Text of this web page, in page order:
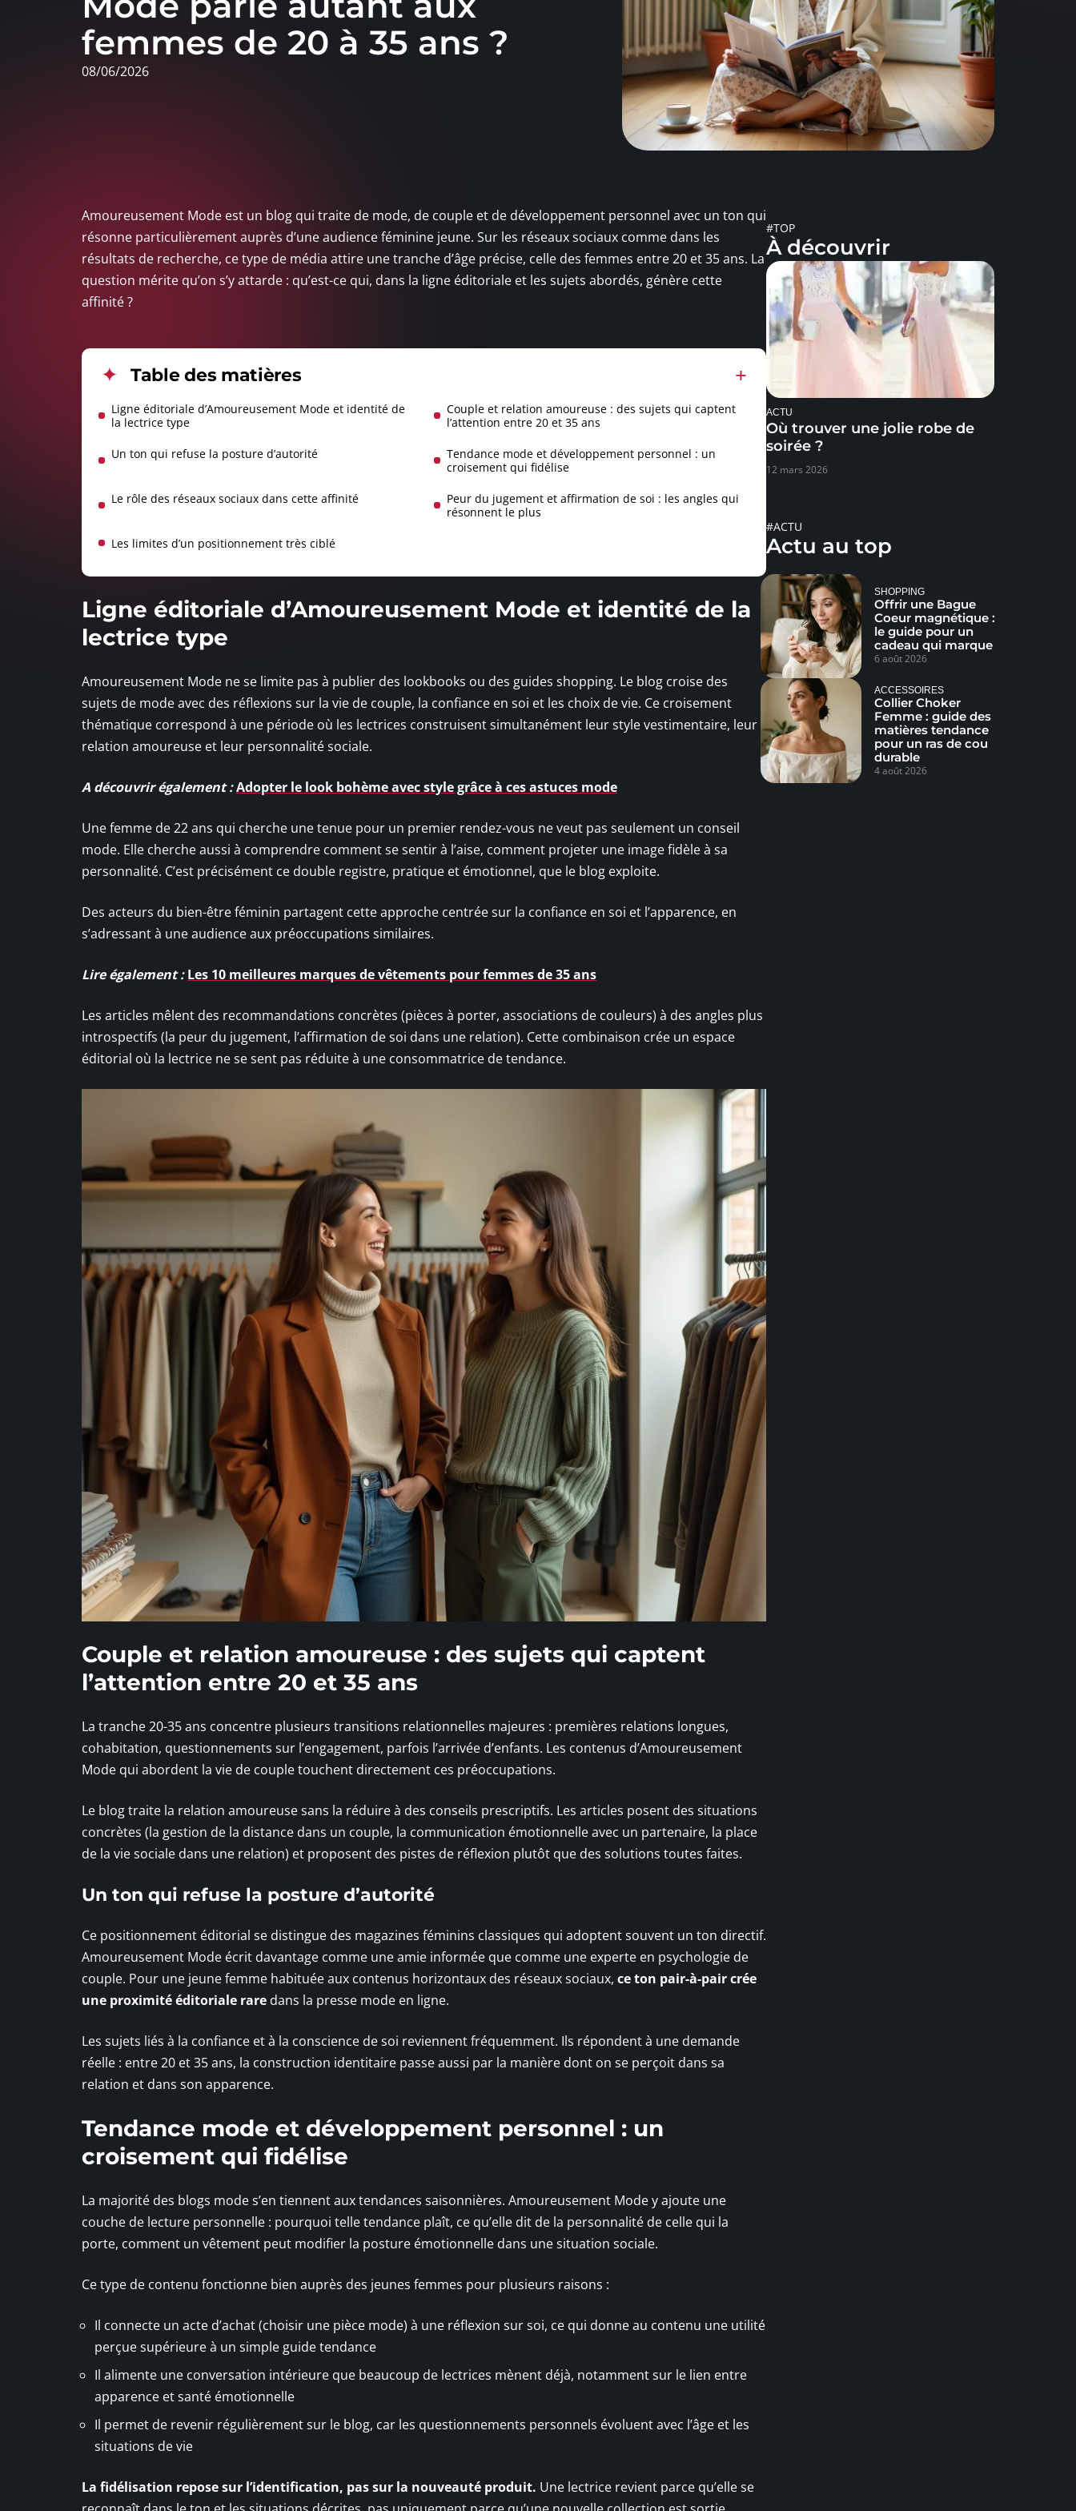
femmes de 20 à 35 ans ?
08/06/2026
Amoureusement Mode est un blog qui traite de mode, de couple et de développement personnel avec un ton qui
résonne particulièrement auprès d’une audience féminine jeune. Sur les réseaux sociaux comme dans les
résultats de recherche, ce type de média attire une tranche d’âge précise, celle des femmes entre 20 et 35 ans. La
question mérite qu’on s’y attarde : qu’est-ce qui, dans la ligne éditoriale et les sujets abordés, génère cette
affinité ?
Table des matières
Ligne éditoriale d’Amoureusement Mode et identité de
la lectrice type
Couple et relation amoureuse : des sujets qui captent
l’attention entre 20 et 35 ans
Un ton qui refuse la posture d’autorité
Tendance mode et développement personnel : un
croisement qui fidélise
Le rôle des réseaux sociaux dans cette affinité
Peur du jugement et affirmation de soi : les angles qui
résonnent le plus
Les limites d’un positionnement très ciblé
Ligne éditoriale d’Amoureusement Mode et identité de la
lectrice type
Amoureusement Mode ne se limite pas à publier des lookbooks ou des guides shopping. Le blog croise des
sujets de mode avec des réflexions sur la vie de couple, la confiance en soi et les choix de vie. Ce croisement
thématique correspond à une période où les lectrices construisent simultanément leur style vestimentaire, leur
relation amoureuse et leur personnalité sociale.
A découvrir également :Adopter le look bohème avec style grâce à ces astuces mode
Une femme de 22 ans qui cherche une tenue pour un premier rendez-vous ne veut pas seulement un conseil
mode. Elle cherche aussi à comprendre comment se sentir à l’aise, comment projeter une image fidèle à sa
personnalité. C’est précisément ce double registre, pratique et émotionnel, que le blog exploite.
Des acteurs du bien-être féminin partagent cette approche centrée sur la confiance en soi et l’apparence, en
s’adressant à une audience aux préoccupations similaires.
Lire également : Les 10 meilleures marques de vêtements pour femmes de 35 ans
Les articles mêlent des recommandations concrètes (pièces à porter, associations de couleurs) à des angles plus
introspectifs (la peur du jugement, l’affirmation de soi dans une relation). Cette combinaison crée un espace
éditorial où la lectrice ne se sent pas réduite à une consommatrice de tendance.
Couple et relation amoureuse : des sujets qui captent
l’attention entre 20 et 35 ans
La tranche 20-35 ans concentre plusieurs transitions relationnelles majeures : premières relations longues,
cohabitation, questionnements sur l’engagement, parfois l’arrivée d’enfants. Les contenus d’Amoureusement
Mode qui abordent la vie de couple touchent directement ces préoccupations.
Le blog traite la relation amoureuse sans la réduire à des conseils prescriptifs. Les articles posent des situations
concrètes (la gestion de la distance dans un couple, la communication émotionnelle avec un partenaire, la place
de la vie sociale dans une relation) et proposent des pistes de réflexion plutôt que des solutions toutes faites.
Un ton qui refuse la posture d’autorité
Ce positionnement éditorial se distingue des magazines féminins classiques qui adoptent souvent un ton directif.
Amoureusement Mode écrit davantage comme une amie informée que comme une experte en psychologie de
couple. Pour une jeune femme habituée aux contenus horizontaux des réseaux sociaux, ce ton pair-à-pair crée
une proximité éditoriale rare dans la presse mode en ligne.
Les sujets liés à la confiance et à la conscience de soi reviennent fréquemment. Ils répondent à une demande
réelle : entre 20 et 35 ans, la construction identitaire passe aussi par la manière dont on se perçoit dans sa
relation et dans son apparence.
Tendance mode et développement personnel : un
croisement qui fidélise
La majorité des blogs mode s’en tiennent aux tendances saisonnières. Amoureusement Mode y ajoute une
couche de lecture personnelle : pourquoi telle tendance plaît, ce qu’elle dit de la personnalité de celle qui la
porte, comment un vêtement peut modifier la posture émotionnelle dans une situation sociale.
Ce type de contenu fonctionne bien auprès des jeunes femmes pour plusieurs raisons :
Il connecte un acte d’achat (choisir une pièce mode) à une réflexion sur soi, ce qui donne au contenu une utilité
perçue supérieure à un simple guide tendance
Il alimente une conversation intérieure que beaucoup de lectrices mènent déjà, notamment sur le lien entre
apparence et santé émotionnelle
Il permet de revenir régulièrement sur le blog, car les questionnements personnels évoluent avec l’âge et les
situations de vie
La fidélisation repose sur l’identification, pas sur la nouveauté produit. Une lectrice revient parce qu’elle se
#TOP
À découvrir
ACTU
Où trouver une jolie robe de
soirée ?
12 mars 2026
#ACTU
Actu au top
SHOPPING
Offrir une Bague
Coeur magnétique :
le guide pour un
cadeau qui marque
6 août 2026
ACCESSOIRES
Collier Choker
Femme : guide des
matières tendance
pour un ras de cou
durable
4 août 2026